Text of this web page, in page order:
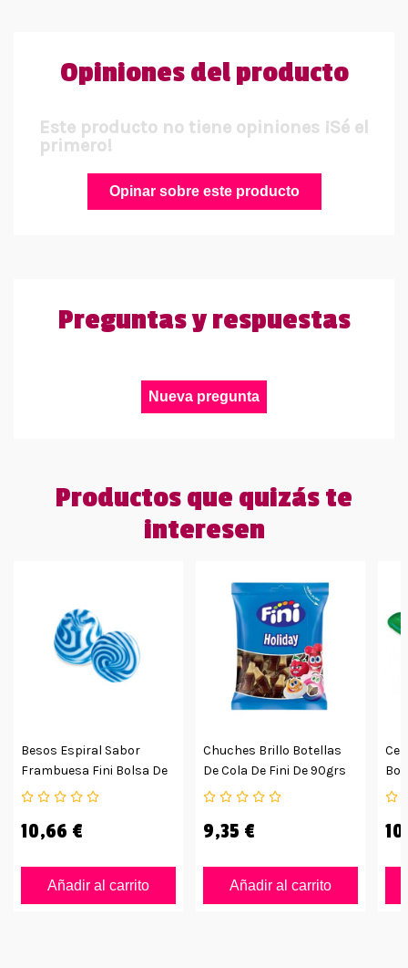
Opiniones del producto
Este producto no tiene opiniones ¡Sé el
primero!
Opinar sobre este producto
Preguntas y respuestas
Nueva pregunta
Productos que quizás te
interesen
Besos Espiral Sabor
Frambuesa Fini Bolsa De
250ud
10,66 €
Añadir al carrito
Chuches Brillo Botellas
De Cola De Fini De 90grs
12uds
9,35 €
Añadir al carrito